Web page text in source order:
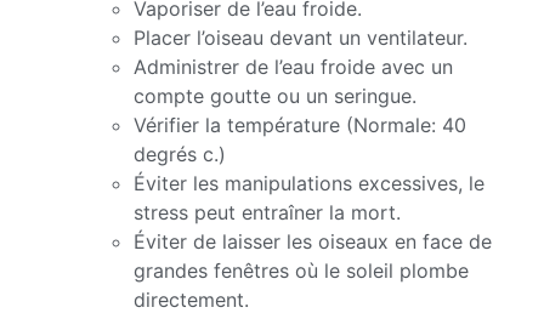
Vaporiser de l’eau froide.
Placer l’oiseau devant un ventilateur.
Administrer de l’eau froide avec un
compte goutte ou un seringue.
Vérifier la température (Normale: 40
degrés c.)
Éviter les manipulations excessives, le
stress peut entraîner la mort.
Éviter de laisser les oiseaux en face de
grandes fenêtres où le soleil plombe
directement.